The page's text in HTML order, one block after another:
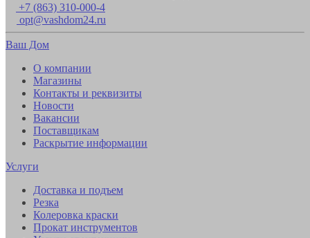
+7 (863) 310-000-4
opt@vashdom24.ru
Ваш Дом
О компании
Магазины
Контакты и реквизиты
Новости
Вакансии
Поставщикам
Раскрытие информации
Услуги
Доставка и подъем
Резка
Колеровка краски
Прокат инструментов